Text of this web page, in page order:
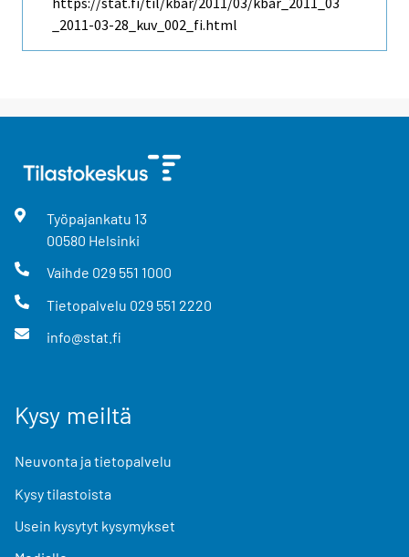
_2011-03-28_kuv_002_fi.html
Työpajankatu 13
00580 Helsinki
Vaihde 029 551 1000
Tietopalvelu 029 551 2220
info@stat.fi
Kysy meiltä
Neuvonta ja tietopalvelu
Kysy tilastoista
Usein kysytyt kysymykset